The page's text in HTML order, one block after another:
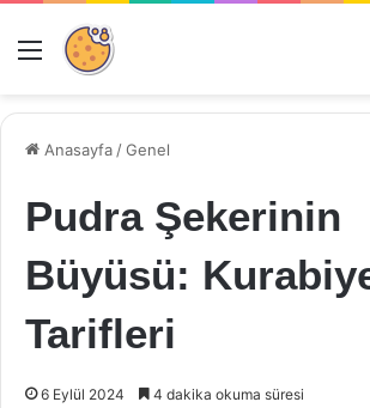
Menü
Anasayfa /Genel
Pudra Şekerinin
Büyüsü:
Tarifleri
6 Eylül 2024 4 dakika okuma süresi